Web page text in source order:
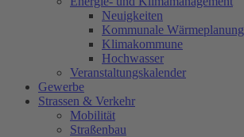
Neuigkeiten
Kommunale Wärmeplanung
Klimakommune
Hochwasser
Veranstaltungskalender
Gewerbe
Strassen & Verkehr
Mobilität
Straßenbau